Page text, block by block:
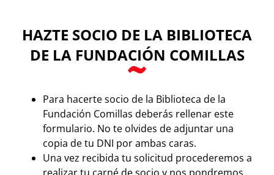
HAZTE SOCIO DE LA BIBLIOTECA
DE LA FUNDACIÓN COMILLAS
Para hacerte socio de la Biblioteca de la
Fundación Comillas deberás rellenar este
formulario. No te olvides de adjuntar una
copia de tu DNI por ambas caras.
Una vez recibida tu solicitud procederemos a